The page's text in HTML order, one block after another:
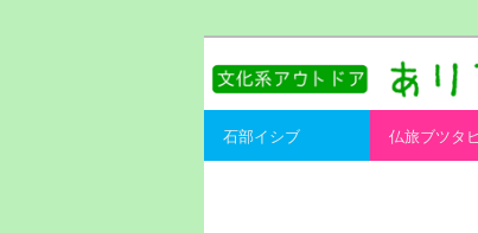
ありをり
書を持ってそとへ出よう
Main menu
Skip to primary content
Skip to secondary content
石部イシブ 仏旅ブツタ